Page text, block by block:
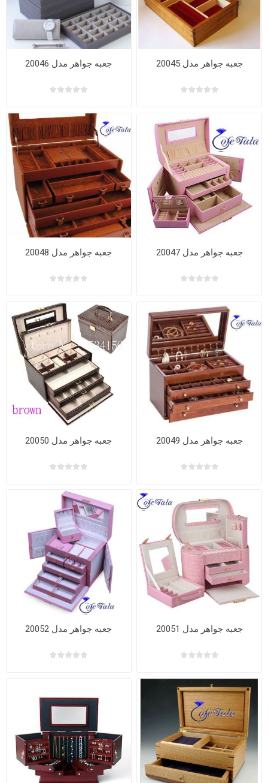
جعبه جواهر مدل 20045 جعبه جواهر مدل 20046
جعبه جواهر مدل 20047 جعبه جواهر مدل 20048
جعبه جواهر مدل 20049 جعبه جواهر مدل 20050
جعبه جواهر مدل 20051 جعبه جواهر مدل 20052